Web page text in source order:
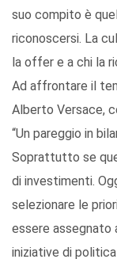
suo compito è
riconoscersi. La
la offer e a chi la
Ad affrontare il
Alberto Versace,
“Un pareggio in
Soprattutto se
di investimenti.
selezionare le
essere assegnato
iniziative di